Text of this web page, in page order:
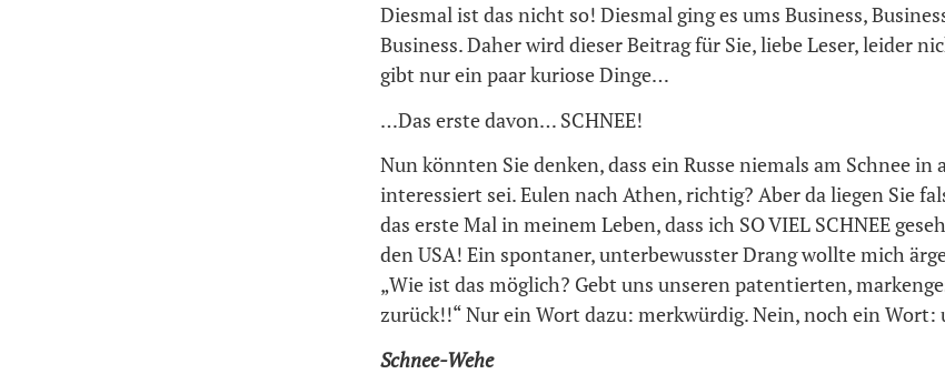
Diesmal ist das nicht so! Diesmal ging es ums Business,
Business. Daher wird dieser Beitrag für Sie, liebe Leser, leider
gibt nur ein paar kuriose Dinge…
…Das erste davon… SCHNEE!
Nun könnten Sie denken, dass ein Russe niemals am Schnee in
interessiert sei. Eulen nach Athen, richtig? Aber da liegen Sie
das erste Mal in meinem Leben, dass ich SO VIEL SCHNEE
den USA! Ein spontaner, unterbewusster Drang wollte mich
„Wie ist das möglich? Gebt uns unseren patentierten,
zurück!!“ Nur ein Wort dazu: merkwürdig. Nein, noch ein Wort:
Schnee-Wehe